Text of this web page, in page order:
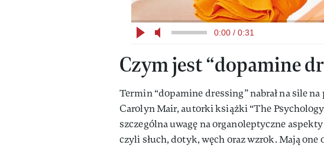
0:00 / 0:31
Czym jest “dopamine
Termin “dopamine dressing” nabrał na sile
Carolyn Mair, autorki książki “The
szczególna uwagę na organoleptyczne
czyli słuch, dotyk, węch oraz wzrok. Mają